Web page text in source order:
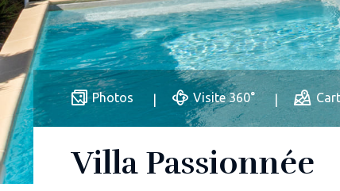
Photos Visite 360°
Villa Passionnée